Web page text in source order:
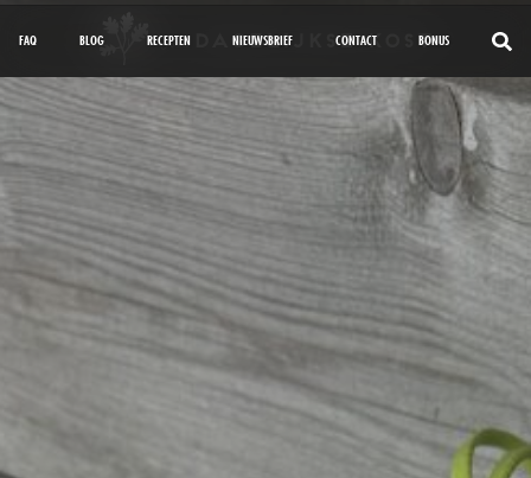
FAQ BLOG RECEPTEN NIEUWSBRIEF CONTACT BONUS